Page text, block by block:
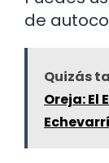
de
Quizás
Oreja: El